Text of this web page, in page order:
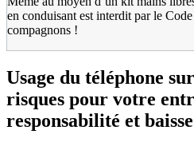
en conduisant est interdit par le
compagnons !
Usage du téléphone
risques pour votre
responsabilité et